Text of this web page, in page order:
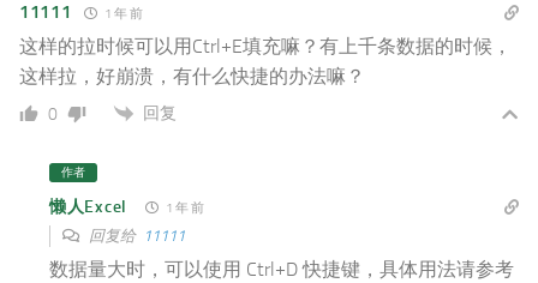
11111 1 年 前
这样的拉时候可以用Ctrl+E填充嘛？有上千条数据的时候，
这样拉，好崩溃，有什么快捷的办法嘛？
0 回复
作者
懒人Excel 1 年 前
回复给 11111
数据量大时，可以使用 Ctrl+D 快捷键，具体用法请参考